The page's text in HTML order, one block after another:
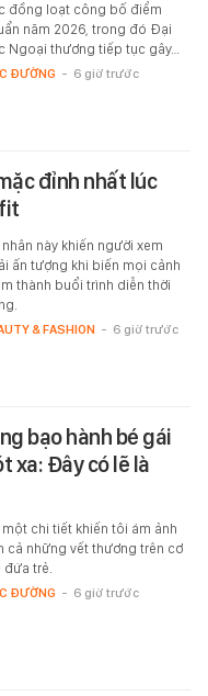
đồng loạt công bố điểm
năm 2026, trong đó Đại
Ngoại thương tiếp tục gây…
ĐƯỜNG - 6 giờ trước
đỉnh nhất lúc
nhân này khiến người xem
ấn tượng khi biến mọi cảnh
thành buổi trình diễn thời
& FASHION - 6 giờ trước
bạo hành bé gái
xa: Đây có lẽ là
một chi tiết khiến tôi ám ảnh
cả những vết thương trên cơ
đứa trẻ.
ĐƯỜNG - 6 giờ trước